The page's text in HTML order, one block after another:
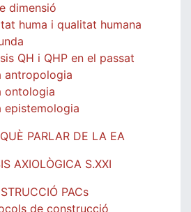
dimensió
huma i qualitat humana
QH i QHP en el passat
antropologia
ontologia
epistemologia
PARLAR DE LA EA
AXIOLÒGICA S.XXI
PACs
de construcció